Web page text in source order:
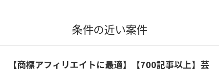
条件の近い案件
【商標アフィリエイトに最適】【700記事以上】芸